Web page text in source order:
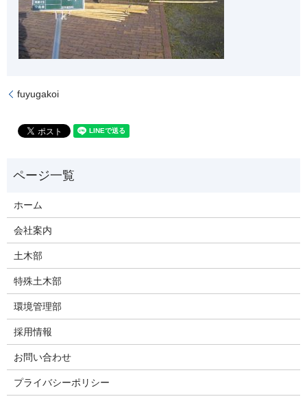
fuyugakoi
ホーム
会社案内
土木部
特殊土木部
環境管理部
採用情報
お問い合わせ
プライバシーポリシー